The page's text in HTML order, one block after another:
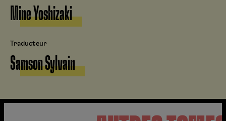
Mine Yoshizaki
Traducteur
Samson Sylvain